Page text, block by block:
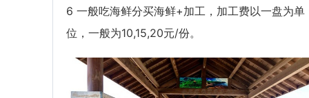
6 一般吃海鲜分买海鲜+加工，加工费以一盘为单
位，一般为10,15,20元/份。